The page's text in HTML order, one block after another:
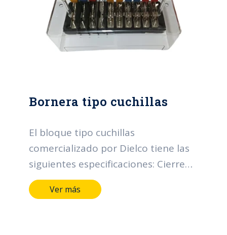
Bornera tipo cuchillas
El bloque tipo cuchillas
comercializado por Dielco tiene las
siguientes especificaciones: Cierre
de tapa transparente Corriente
máxima: 60 A Voltaje nominal: 600 V
Ver más